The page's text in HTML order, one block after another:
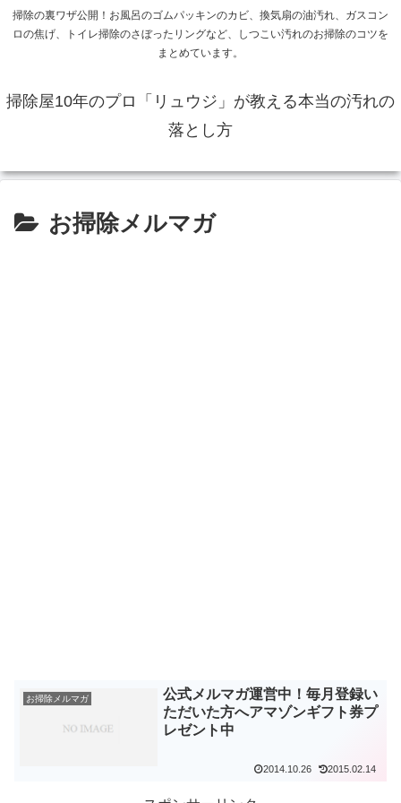
掃除の裏ワザ公開！お風呂のゴムパッキンのカビ、換気扇の油汚れ、ガスコン
ロの焦げ、トイレ掃除のさぼったリングなど、しつこい汚れのお掃除のコツを
まとめています。
掃除屋10年のプロ「リュウジ」が教える本当の汚れの
落とし方
お掃除メルマガ
お掃除メルマガ
公式メルマガ運営中！毎月登録い
ただいた方へアマゾンギフト券プ
レゼント中
2014.10.26 2015.02.14